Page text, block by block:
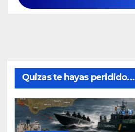
Quizas te hayas peridido...